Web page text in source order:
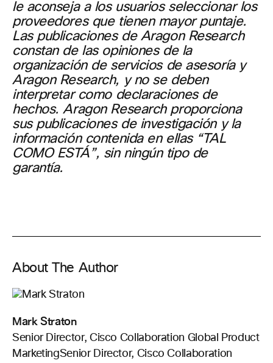
le aconseja a los usuarios seleccionar los
proveedores que tienen mayor puntaje.
Las publicaciones de Aragon Research
constan de las opiniones de la
organización de servicios de asesoría y
Aragon Research, y no se deben
interpretar como declaraciones de
hechos. Aragon Research proporciona
sus publicaciones de investigación y la
información contenida en ellas “TAL
COMO ESTÁ”, sin ningún tipo de
garantía.
About The Author
Mark Straton
Senior Director, Cisco Collaboration Global Product
MarketingSenior Director, Cisco Collaboration